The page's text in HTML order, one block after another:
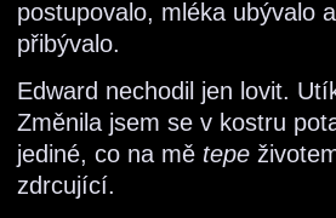
postupovalo, mléka ubývalo
přibývalo.
Edward nechodil jen lovit.
Změnila jsem se v kostru
jediné, co na mě tepe
zdrcující.